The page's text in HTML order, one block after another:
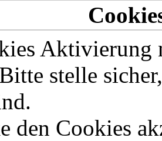
Aktivierung
stelle
den Cookies